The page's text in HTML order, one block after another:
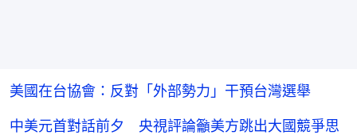
美國在台協會：反對「外部勢力」干預台灣選舉
中美元首對話前夕 央視評論籲美方跳出大國競爭思